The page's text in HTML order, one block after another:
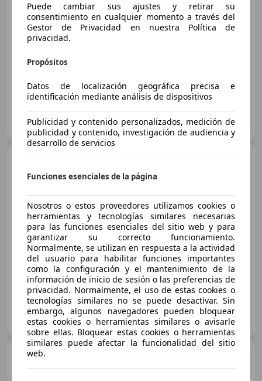
€ 15.890 1
11/2016
ES-28232 LAS ROZAS
150
€ 15.890 1
Precio justo
12/2016 172.351 km Diésel 110 kW (150 CV)
OCASIONPLUS LA MAQUINISTA II
ES-08020 SANT ANDREU
Puede cambiar sus ajustes y retirar su
consentimiento en cualquier momento a través del
Gestor de Privacidad en nuestra Política de
privacidad.
Propósitos
Datos de localización geográfica precisa e
identificación mediante análisis de dispositivos
Publicidad y contenido personalizados, medición de
publicidad y contenido, investigación de audiencia y
desarrollo de servicios
Funciones esenciales de la página
Nosotros o estos proveedores utilizamos cookies o
herramientas y tecnologías similares necesarias
para las funciones esenciales del sitio web y para
garantizar su correcto funcionamiento.
Normalmente, se utilizan en respuesta a la actividad
del usuario para habilitar funciones importantes
como la configuración y el mantenimiento de la
información de inicio de sesión o las preferencias de
privacidad. Normalmente, el uso de estas cookies o
tecnologías similares no se puede desactivar. Sin
embargo, algunos navegadores pueden bloquear
estas cookies o herramientas similares o avisarle
sobre ellas. Bloquear estas cookies o herramientas
similares puede afectar la funcionalidad del sitio
web.